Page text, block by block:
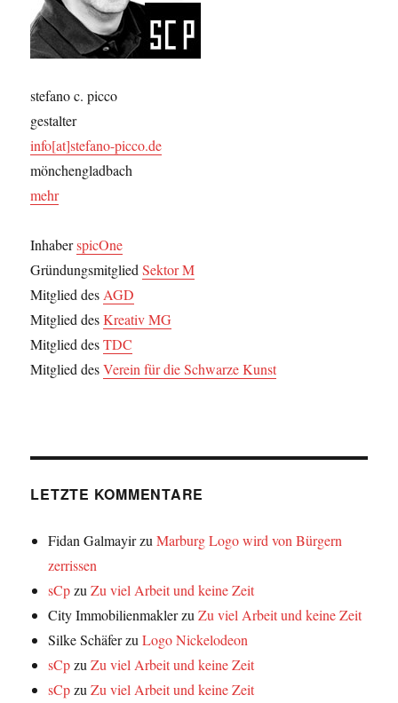
stefano c. picco
gestalter
info[at]stefano-picco.de
mönchengladbach
mehr
InhaberspicOne
GründungsmitgliedSektor M
Mitglied des AGD
Mitglied desKreativ MG
Mitglied desTDC
Mitglied desVerein für die Schwarze Kunst
LETZTE KOMMENTARE
Fidan GalmayirzuMarburg Logo wird von Bürgern
zerrissen
sCpzuZu viel Arbeit und keine Zeit
City ImmobilienmaklerzuZu viel Arbeit und keine Zeit
Silke SchäferzuLogo Nickelodeon
sCpzuZu viel Arbeit und keine Zeit
sCpzuZu viel Arbeit und keine Zeit